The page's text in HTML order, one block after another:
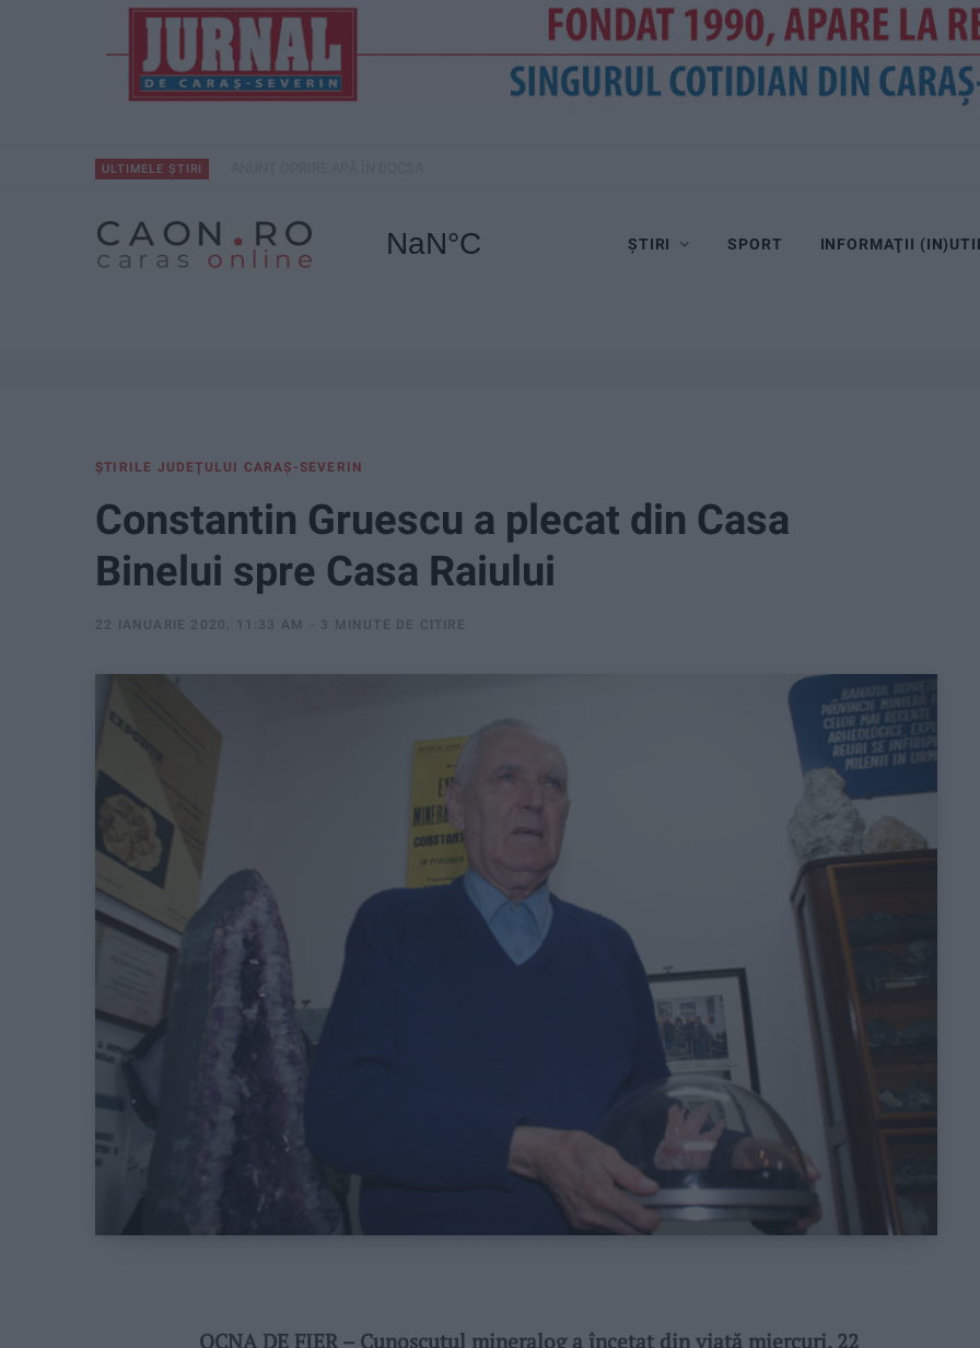
ULTIMELE ȘTIRI
ȘTIRI SPORT INFORMAŢII
ŞTIRILE JUDEŢULUI CARAŞ-SEVERIN
Constantin Gruescu a plecat din Casa
Binelui spre Casa Raiului
22 IANUARIE 2020, 11:33 AM 3 MINUTE DE CITIRE
OCNA DE FIER – Cunoscutul mineralog a încetat din viaţă miercuri, 22